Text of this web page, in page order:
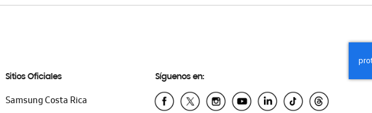
Sitios Oficiales
Samsung Costa Rica
Síguenos en: